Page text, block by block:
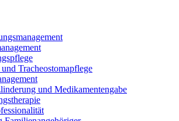
Tracheostomapflege
und Medikamentengabe